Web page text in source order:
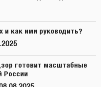
и как ими руководить?
готовит масштабные
России